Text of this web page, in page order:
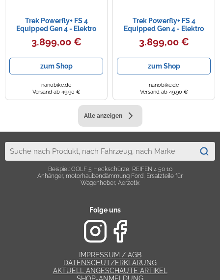
Trek Powerfly+ FS 4
Equipped Gen 4 - Elektro
MTB Fully 2025 |
pennyflake-black olive 29" -
3.899,00 €
zum Shop
nanobike.de
Versand ab 49,90 €
Trek Powerfly+ FS 4
Equipped Gen 4 - Elektro
MTB Fully 2025 |
pennyflake-black olive 29" -
3.899,00 €
zum Shop
nanobike.de
Versand ab 49,90 €
Alle anzeigen
Beispiel: GOLF 5 Heckschürze, REIFEN 4 50 10
Anhänger, motorhaubendämmung Ford, Ersatzteile für
Wagenheber, Aerzetix
Folge uns
IMPRESSUM / AGB
DATENSCHUTZERKLÄRUNG
AKTUELL ANGESCHAUTE ARTIKEL